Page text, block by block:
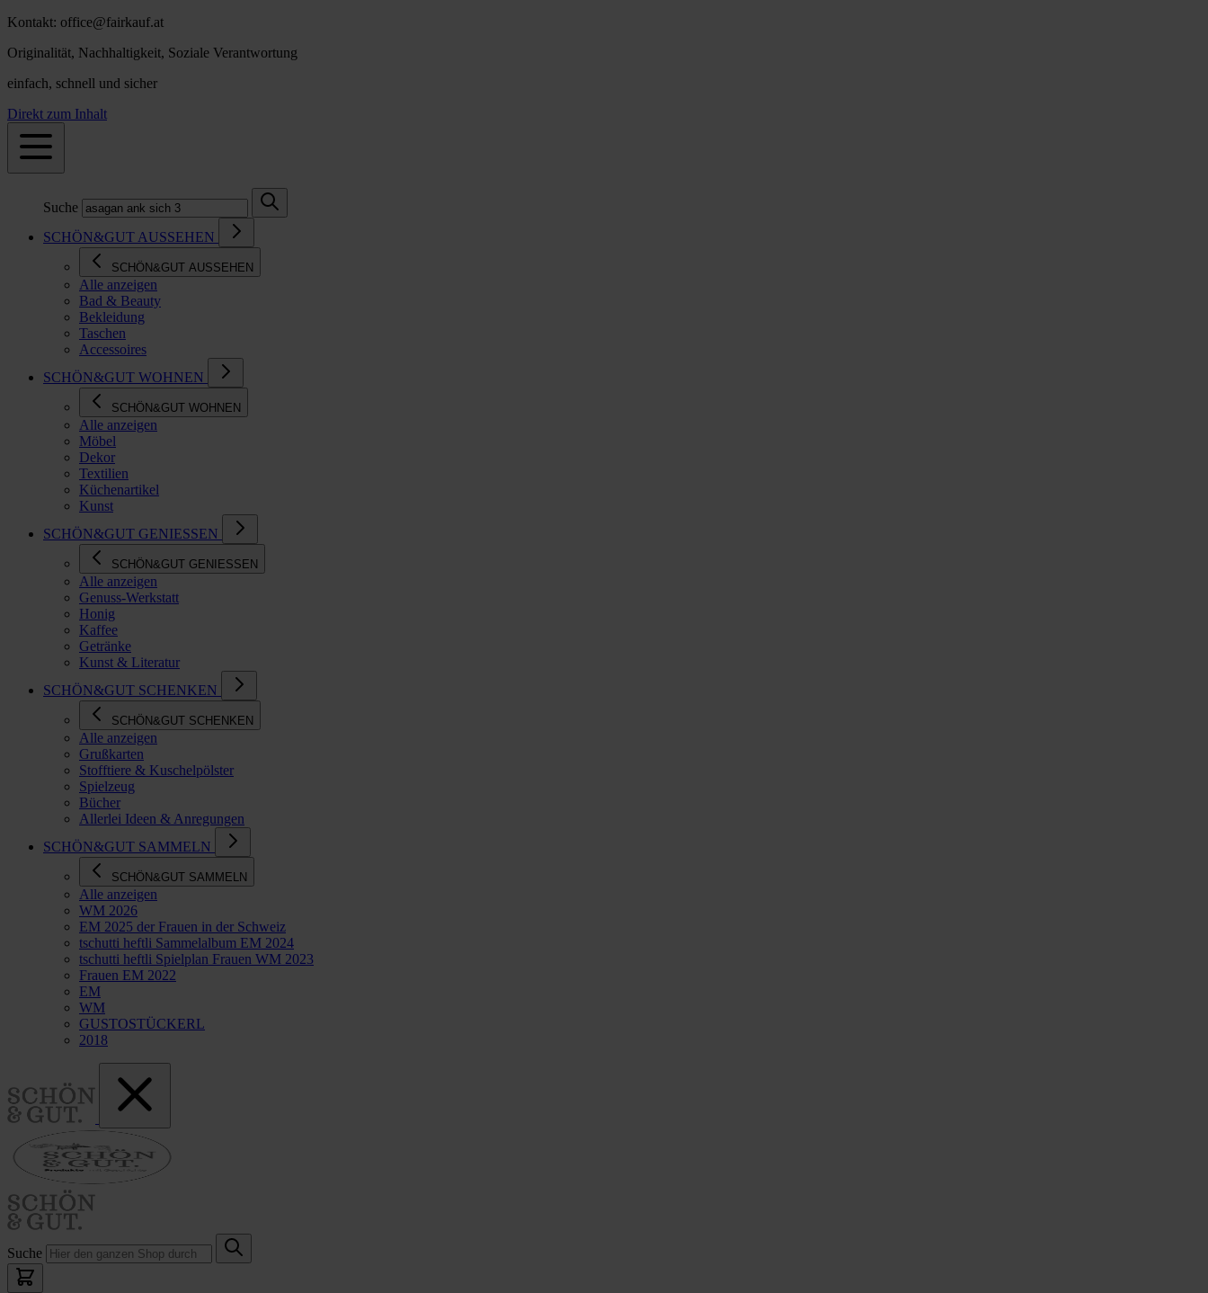
Kontakt: office@fairkauf.at
Originalität, Nachhaltigkeit, Soziale Verantwortung
einfach, schnell und sicher
Direkt zum Inhalt
Suche
SCHÖN&GUT AUSSEHEN
SCHÖN&GUT AUSSEHEN
Alle anzeigen
Bad & Beauty
Bekleidung
Taschen
Accessoires
SCHÖN&GUT WOHNEN
SCHÖN&GUT WOHNEN
Alle anzeigen
Möbel
Dekor
Textilien
Küchenartikel
Kunst
SCHÖN&GUT GENIESSEN
SCHÖN&GUT GENIESSEN
Alle anzeigen
Genuss-Werkstatt
Honig
Kaffee
Getränke
Kunst & Literatur
SCHÖN&GUT SCHENKEN
SCHÖN&GUT SCHENKEN
Alle anzeigen
Grußkarten
Stofftiere & Kuschelpölster
Spielzeug
Bücher
Allerlei Ideen & Anregungen
SCHÖN&GUT SAMMELN
SCHÖN&GUT SAMMELN
Alle anzeigen
WM 2026
EM 2025 der Frauen in der Schweiz
tschutti heftli Sammelalbum EM 2024
tschutti heftli Spielplan Frauen WM 2023
Frauen EM 2022
EM
WM
GUSTOSTÜCKERL
2018
Suche